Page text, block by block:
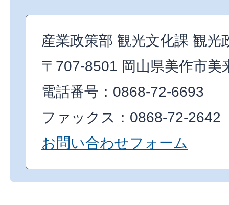
産業政策部 観光文化課 観光
〒707-8501 岡山県美作市美
電話番号：0868-72-6693
ファックス：0868-72-2642
お問い合わせフォーム